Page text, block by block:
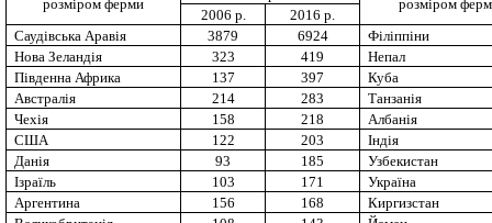
розміром ферми
розміром
2006 р.
2016 р.
Саудівська Аравія
3879 6924
Філіппіни
Нова Зеландія
323 419
Непал
Південна Африка
137 397
Куба
Австралія
214 283
Танзанія
Чехія
158 218
Албанія
США
122 203
Індія
Данія
93 185
Узбекистан
Ізраїль
103 171
Україна
Аргентина
156 168
Киргизстан